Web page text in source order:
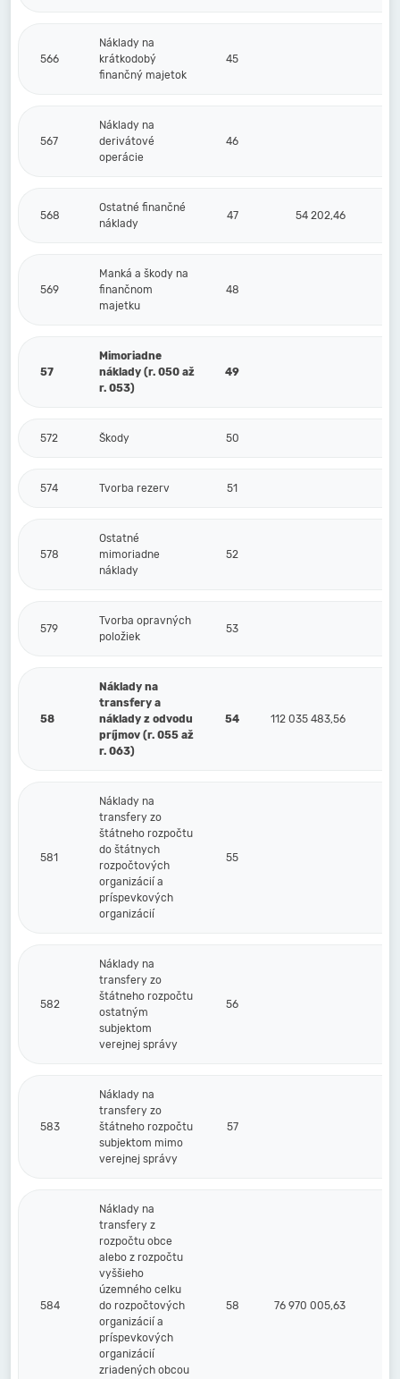
566
Náklady na
krátkodobý
finančný majetok
45
567
Náklady na
derivátové
operácie
46
568
Ostatné finančné
náklady
47 54 202,46
569
Manká a škody na
finančnom
majetku
48
57
Mimoriadne
náklady (r. 050 až
r. 053)
49
572 Škody 50
574 Tvorba rezerv 51
578
Ostatné
mimoriadne
náklady
52
579
Tvorba opravných
položiek
53
58
Náklady na
transfery a
náklady z odvodu
príjmov (r. 055 až
r. 063)
54 112 035 483,56
581
Náklady na
transfery zo
štátneho rozpočtu
do štátnych
rozpočtových
organizácií a
príspevkových
organizácií
55
582
Náklady na
transfery zo
štátneho rozpočtu
ostatným
subjektom
verejnej správy
56
583
Náklady na
transfery zo
štátneho rozpočtu
subjektom mimo
verejnej správy
57
584
Náklady na
transfery z
rozpočtu obce
alebo z rozpočtu
vyššieho
územného celku
do rozpočtových
organizácií a
príspevkových
organizácií
zriadených obcou
58 76 970 005,63